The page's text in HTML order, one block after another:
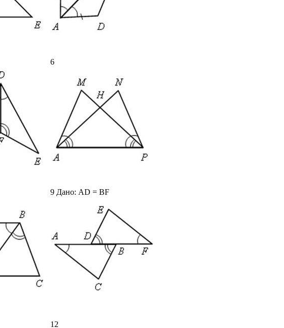
6
9 Дано: АD = BF
12